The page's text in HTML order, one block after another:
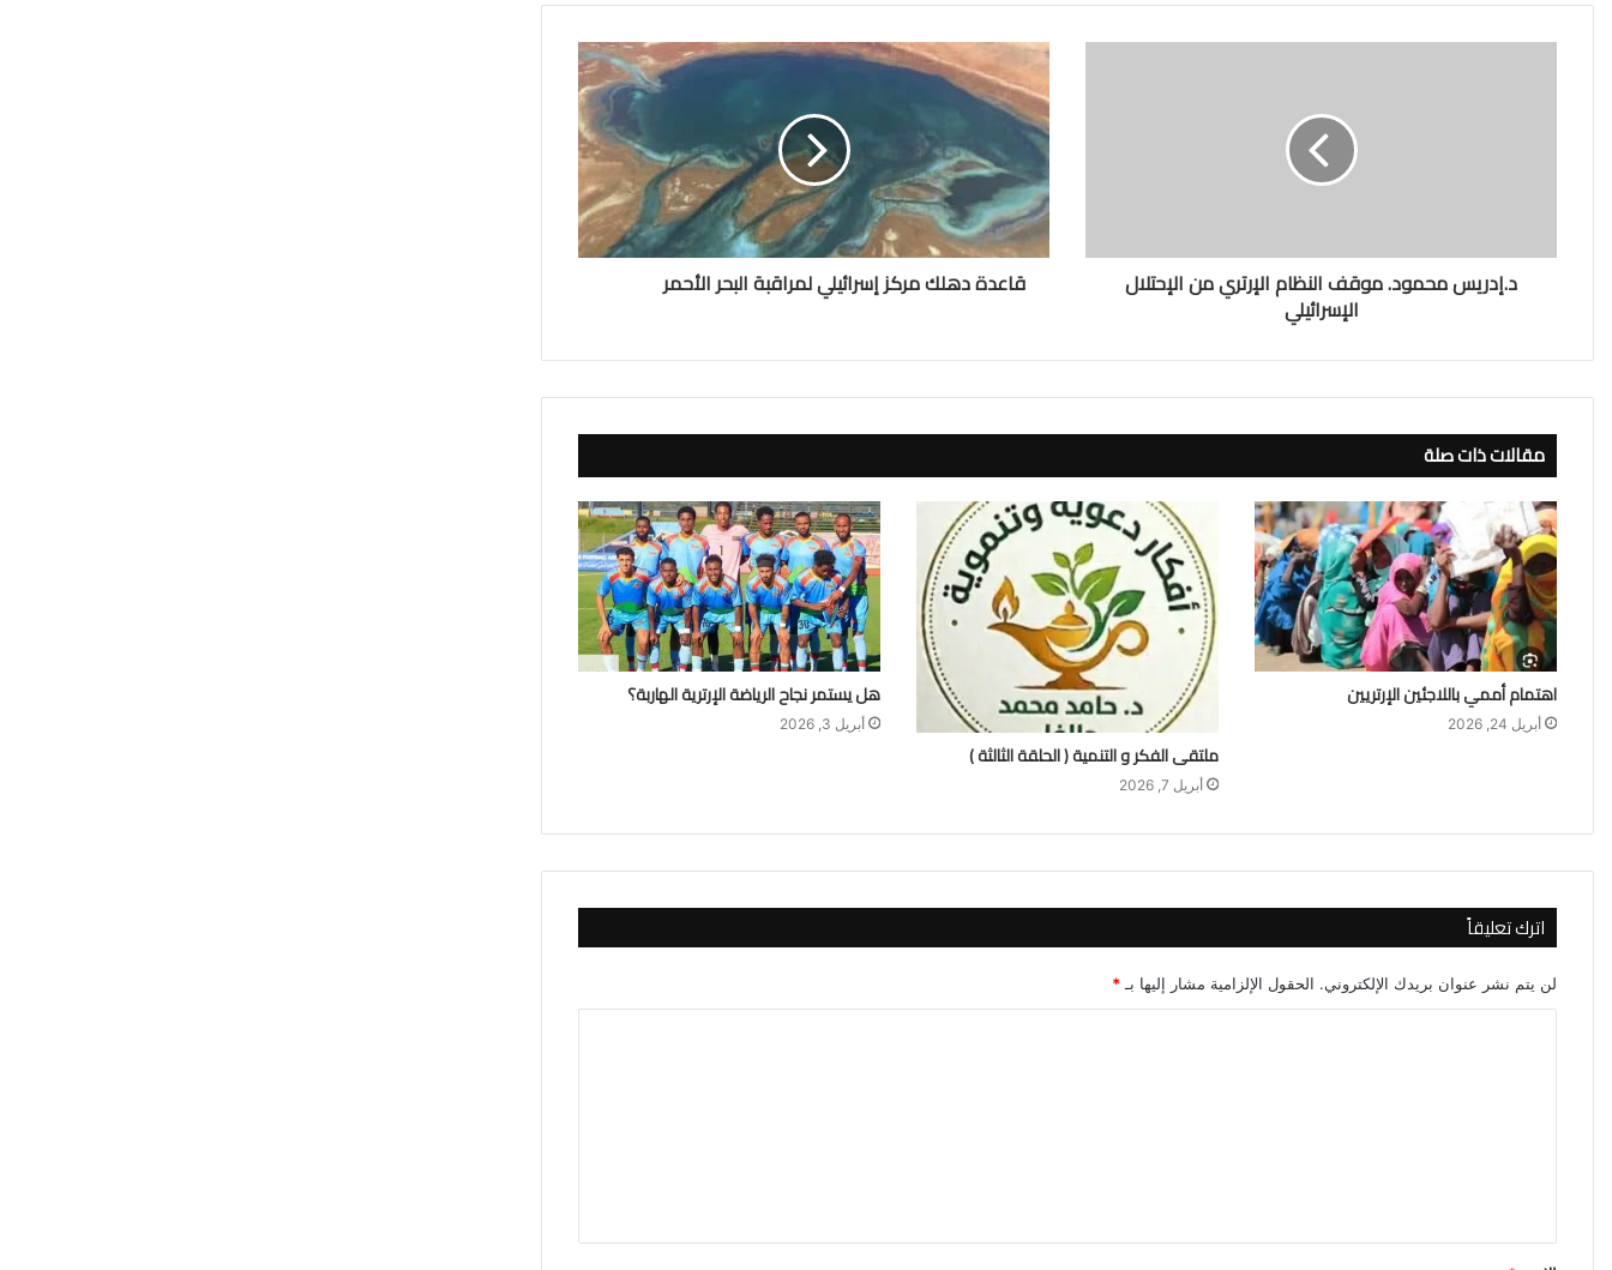
د.إدريس محمود. موقف النظام الإرتري من الإحتلال
الإسرائيلي
قاعدة دهلك مركز إسرائيلي لمراقبة البحر الأحمر
مقالات ذات صلة
اهتمام أممي باللاجئين الإرتريين
أبريل 24, 2026
ملتقى الفكر و التنمية ( الحلقة الثالثة )
أبريل 7, 2026
هل يستمر نجاح الرياضة الإرترية الهاربة؟
أبريل 3, 2026
اترك تعليقاً
لن يتم نشر عنوان بريدك الإلكتروني. الحقول الإلزامية مشار إليها بـ*
ق